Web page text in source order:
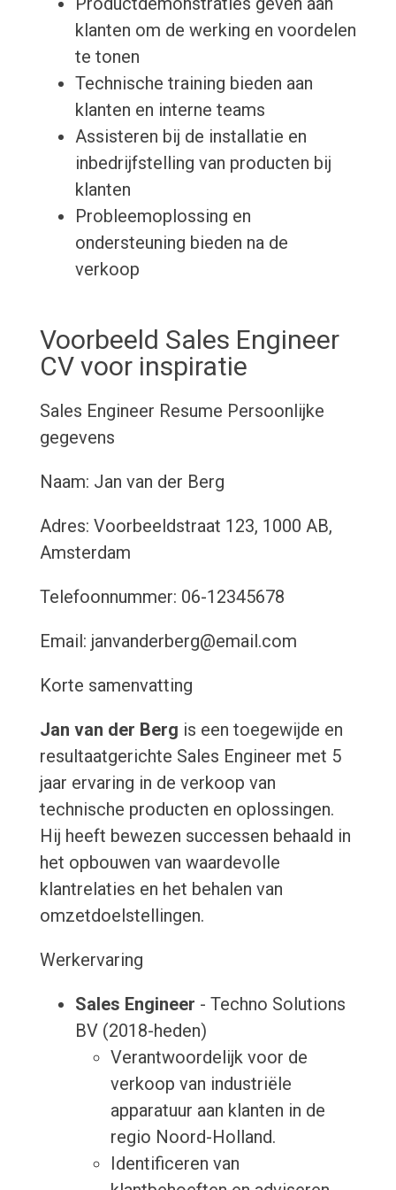
klanten om de werking en voordelen
te tonen
Technische training bieden aan
klanten en interne teams
Assisteren bij de installatie en
inbedrijfstelling van producten bij
klanten
Probleemoplossing en
ondersteuning bieden na de
verkoop
Voorbeeld Sales Engineer
CV voor inspiratie
Sales Engineer Resume Persoonlijke
gegevens
Naam: Jan van der Berg
Adres: Voorbeeldstraat 123, 1000 AB,
Amsterdam
Telefoonnummer: 06-12345678
Email: janvanderberg@email.com
Korte samenvatting
Jan van der Berg is een toegewijde en
resultaatgerichte Sales Engineer met 5
jaar ervaring in de verkoop van
technische producten en oplossingen.
Hij heeft bewezen successen behaald in
het opbouwen van waardevolle
klantrelaties en het behalen van
omzetdoelstellingen.
Werkervaring
Sales Engineer - Techno Solutions
BV (2018-heden)
Verantwoordelijk voor de
verkoop van industriële
apparatuur aan klanten in de
regio Noord-Holland.
Identificeren van